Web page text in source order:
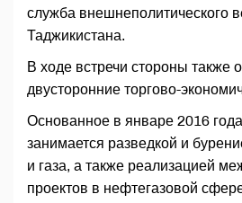
служба внешнеполитического
Таджикистана.
В ходе встречи стороны также
двусторонние торгово-
Основанное в январе 2016
занимается разведкой и
и газа, а также реализацией
проектов в нефтегазовой